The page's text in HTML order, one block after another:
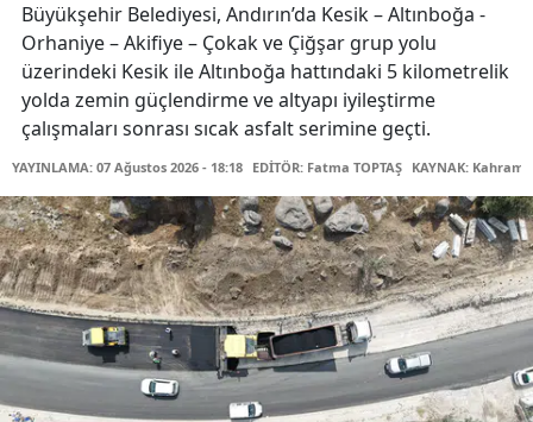
Büyükşehir Belediyesi, Andırın’da Kesik – Altınboğa -
Orhaniye – Akifiye – Çokak ve Çiğşar grup yolu
üzerindeki Kesik ile Altınboğa hattındaki 5 kilometrelik
yolda zemin güçlendirme ve altyapı iyileştirme
çalışmaları sonrası sıcak asfalt serimine geçti.
YAYINLAMA: 07 Ağustos 2026 - 18:18 EDİTÖR: Fatma TOPTAŞ KAYNAK: